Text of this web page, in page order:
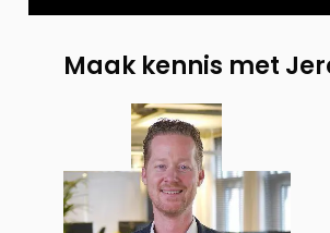
Maak kennis met
contact
op